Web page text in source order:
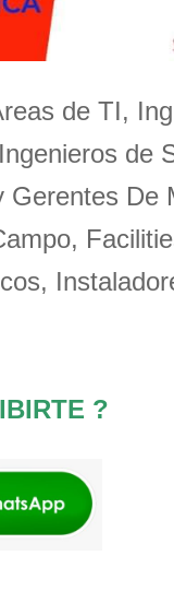
de TI,
de
De
?